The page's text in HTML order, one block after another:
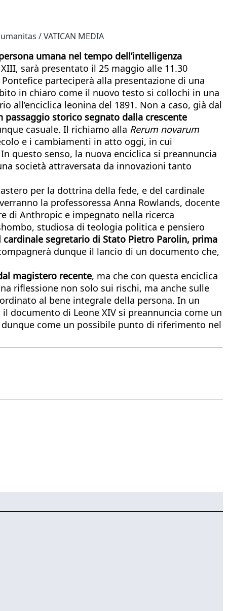
/ VATICAN MEDIA
umana nel tempo dell’intelligenza
sarà presentato il 25 maggio alle 11.30
parteciperà alla presentazione di una
in chiaro come il nuovo testo si collochi in una
all’enciclica leonina del 1891. Non a caso, già dal
storico segnato dalla crescente
casuale. Il richiamo alla Rerum novarum
e i cambiamenti in atto oggi, in cui
questo senso, la nuova enciclica si preannuncia
società attraversata da innovazioni tanto
per la dottrina della fede, e del cardinale
la professoressa Anna Rowlands, docente
di Anthropic e impegnato nella ricerca
studiosa di teologia politica e pensiero
cardinale segretario di Stato Pietro Parolin, prima
dunque il lancio di un documento che,
magistero recente, ma che con questa enciclica
riflessione non solo sui rischi, ma anche sulle
al bene integrale della persona. In un
documento di Leone XIV si preannuncia come un
come un possibile punto di riferimento nel